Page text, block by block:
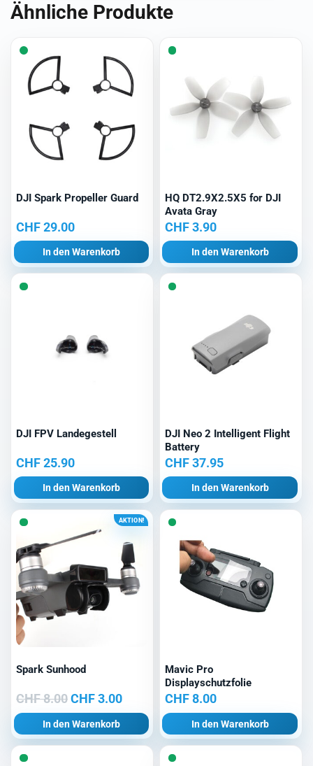
Ähnliche Produkte
DJI Spark Propeller Guard
CHF29.00
In den Warenkorb
HQ DT2.9X2.5X5 for DJI
Avata Gray
CHF3.90
In den Warenkorb
DJI FPV Landegestell
CHF25.90
In den Warenkorb
DJI Neo 2 Intelligent Flight
Battery
CHF37.95
In den Warenkorb
AKTION!
Spark Sunhood
CHF8.00Ursprünglicher
Preis
war:
CHF3.00Aktueller
Preis
ist:
CHF 3.00.
In den Warenkorb
Mavic Pro
Displayschutzfolie
CHF8.00
In den Warenkorb